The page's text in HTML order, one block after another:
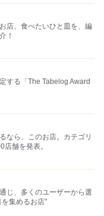
店、食べたいひと皿を、編
！
する「The Tabelog Award
なら、このお店。カテゴリ
店舗を発表。
じ、多くのユーザーから選
集めるお店"